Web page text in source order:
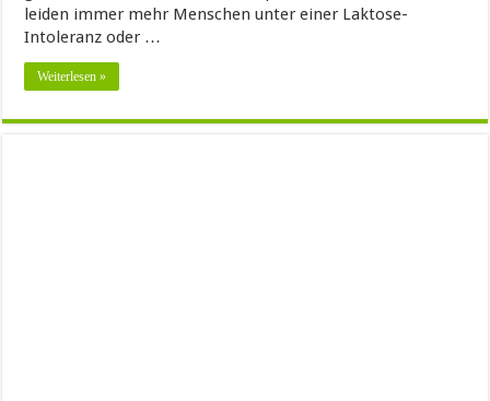
leiden immer mehr Menschen unter einer Laktose-
Intoleranz oder …
Weiterlesen »